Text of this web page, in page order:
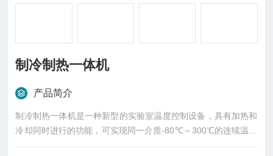
制冷制热一体机
产品简介
制冷制热一体机是一种新型的实验室温度控制设备，具有加热和
冷却同时进行的功能，可实现同一介质-80℃～300℃的连续温度
控制，省去了更换介质的繁琐步骤。整个循环系统是封闭的，高